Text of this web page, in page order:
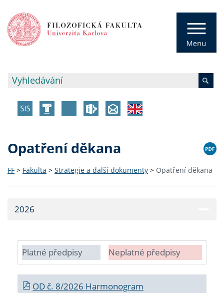
Opatření děkana
FF > Fakulta > Strategie a další dokumenty > Opatření děkana
2026
Platné předpisy Neplatné předpisy
OD č. 8/2026 Harmonogram